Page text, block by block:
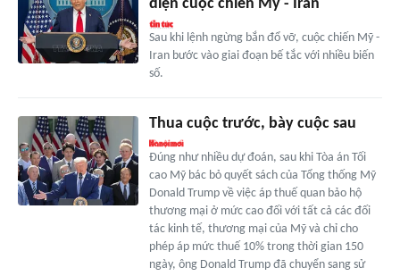
diện cuộc chiến Mỹ - Iran
Sau khi lệnh ngừng bắn đổ vỡ, cuộc chiến Mỹ -
Iran bước vào giai đoạn bế tắc với nhiều biến
số.
Thua cuộc trước, bày cuộc sau
Đúng như nhiều dự đoán, sau khi Tòa án Tối
cao Mỹ bác bỏ quyết sách của Tổng thống Mỹ
Donald Trump về việc áp thuế quan bảo hộ
thương mại ở mức cao đối với tất cả các đối
tác kinh tế, thương mại của Mỹ và chỉ cho
phép áp mức thuế 10% trong thời gian 150
ngày, ông Donald Trump đã chuyển sang sử